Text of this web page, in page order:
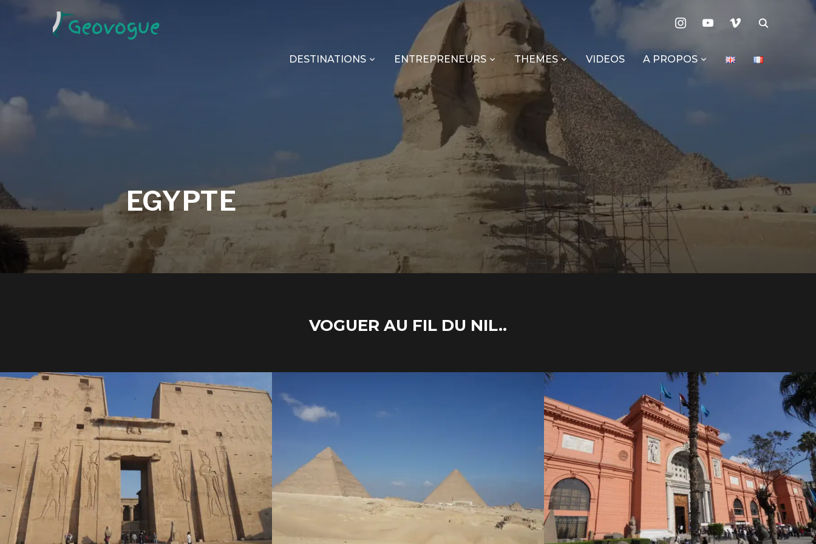
instagramyoutubevimeo
DESTINATIONS ENTREPRENEURS THEMES VIDEOS A PROPOS
EGYPTE
VOGUER AU FIL DU NIL..